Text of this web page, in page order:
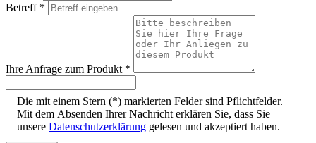
Betreff *
Ihre Anfrage zum Produkt *
Die mit einem Stern (*) markierten Felder sind Pflichtfelder.
Mit dem Absenden Ihrer Nachricht erklären Sie, dass Sie
unsere Datenschutzerklärung gelesen und akzeptiert haben.